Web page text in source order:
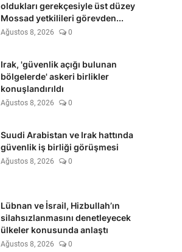
oldukları gerekçesiyle üst düzey
Mossad yetkilileri görevden...
Ağustos 8, 2026 0
Irak, 'güvenlik açığı bulunan
bölgelerde' askeri birlikler
konuşlandırıldı
Ağustos 8, 2026 0
Suudi Arabistan ve Irak hattında
güvenlik iş birliği görüşmesi
Ağustos 8, 2026 0
Lübnan ve İsrail, Hizbullah’ın
silahsızlanmasını denetleyecek
ülkeler konusunda anlaştı
Ağustos 8, 2026 0